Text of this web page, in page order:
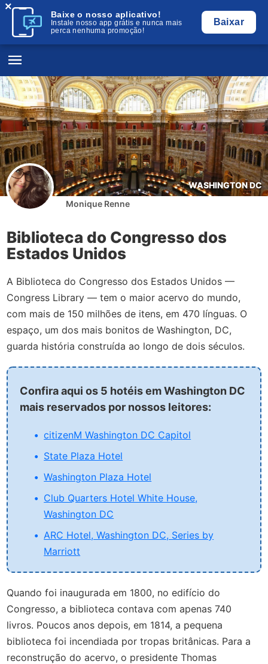
Baixe o nosso aplicativo!
Instale nosso app grátis e nunca mais
perca nenhuma promoção!
Baixar
×
WASHINGTON DC
Monique Renne
Biblioteca do Congresso dos
Estados Unidos
A Biblioteca do Congresso dos Estados Unidos —
Congress Library — tem o maior acervo do mundo,
com mais de 150 milhões de itens, em 470 línguas. O
espaço, um dos mais bonitos de Washington, DC,
guarda história construída ao longo de dois séculos.
Confira aqui os 5 hotéis em Washington DC
mais reservados por nossos leitores:
citizenM Washington DC Capitol
State Plaza Hotel
Washington Plaza Hotel
Club Quarters Hotel White House,
Washington DC
ARC Hotel, Washington DC, Series by
Marriott
Quando foi inaugurada em 1800, no edifício do
Congresso, a biblioteca contava com apenas 740
livros. Poucos anos depois, em 1814, a pequena
biblioteca foi incendiada por tropas britânicas. Para a
reconstrução do acervo, o presidente Thomas